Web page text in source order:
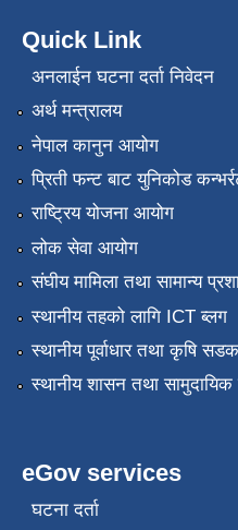
Quick Link
अनलाईन घटना दर्ता निवेदन
अर्थ मन्त्रालय
नेपाल कानुन आयोग
प्रिती फन्ट बाट युनिकोड
राष्ट्रिय योजना आयोग
लोक सेवा आयोग
संघीय मामिला तथा सामान्य
स्थानीय तहको लागि ICT ब्लग
स्थानीय पूर्वाधार तथा कृषि
स्थानीय शासन तथा सामुदायिक
eGov services
घटना दर्ता